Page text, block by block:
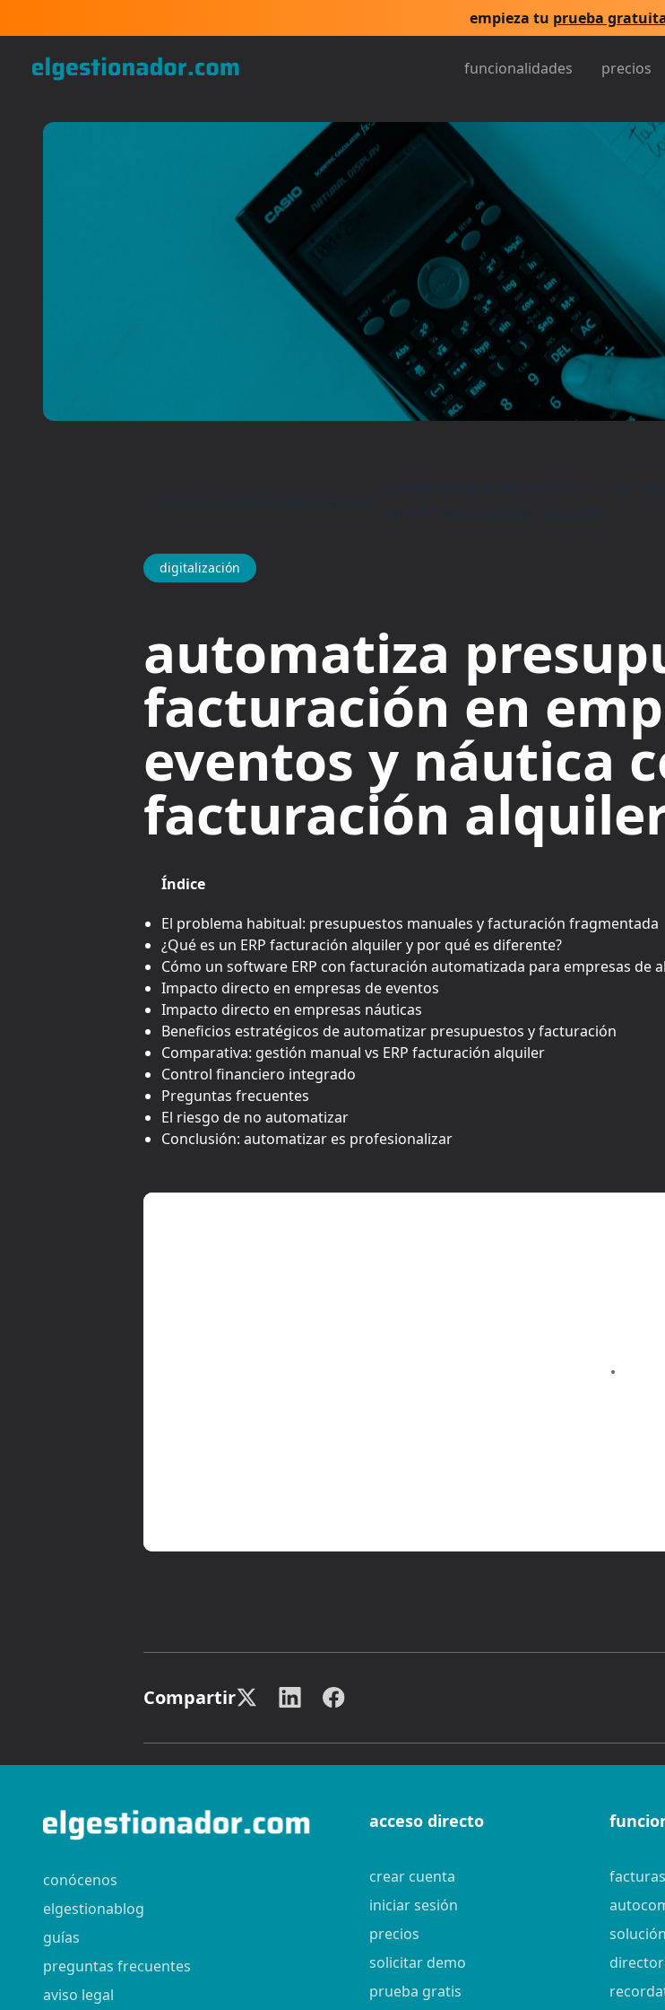
empieza tu prueba
funcionalidades precios
digitalización
automatiza
facturación en
eventos y náutica
facturación
Índice
El problema habitual: presupuestos manuales y facturación fragmentada
¿Qué es un ERP facturación alquiler y por qué es diferente?
Cómo un software ERP con facturación automatizada para empresas de
Impacto directo en empresas de eventos
Impacto directo en empresas náuticas
Beneficios estratégicos de automatizar presupuestos y facturación
Comparativa: gestión manual vs ERP facturación alquiler
Control financiero integrado
Preguntas frecuentes
El riesgo de no automatizar
Conclusión: automatizar es profesionalizar
Compartir
conócenos
elgestionablog
guías
preguntas frecuentes
aviso legal
acceso directo
crear cuenta
iniciar sesión
precios
solicitar demo
prueba gratis